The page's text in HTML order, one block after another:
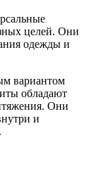
целей. Они
одежды и
вариантом
обладают
Они
и